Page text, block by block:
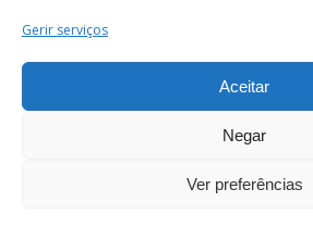
Gerir serviços
Aceitar
Negar
Ver preferências
Termos e Condições
os direitos reservados.